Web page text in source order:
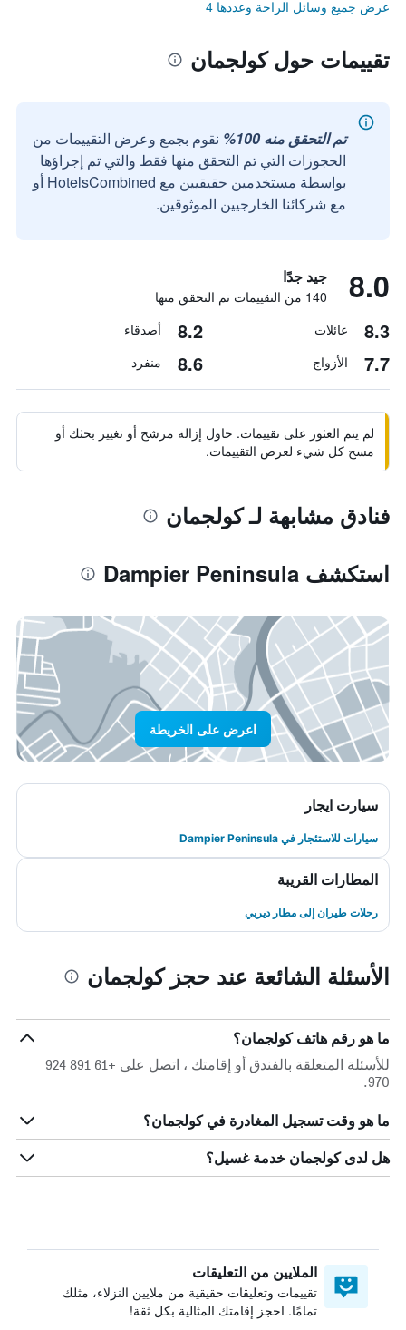
عرض جميع وسائل الراحة وعددها 4
تقييمات حول كولجمان
تم التحقق منه 100%
نقوم بجمع وعرض التقييمات من
الحجوزات التي تم التحقق منها فقط والتي تم إجراؤها
بواسطة مستخدمين حقيقيين مع HotelsCombined أو
مع شركائنا الخارجيين الموثوقين.
8.0 جيد جدًا
140 من التقييمات تم التحقق منها
8.3 عائلات 8.2 أصدقاء
7.7 الأزواج 8.6 منفرد
لم يتم العثور على تقييمات. حاول إزالة مرشح أو تغيير بحثك أو
مسح كل شيء لعرض التقييمات.
فنادق مشابهة لـ كولجمان
استكشف Dampier Peninsula
اعرض على الخريطة
سيارت ايجار
سيارات للاستئجار في Dampier Peninsula
المطارات القريبة
رحلات طيران إلى مطار ديربي
الأسئلة الشائعة عند حجز كولجمان
ما هو رقم هاتف كولجمان؟
للأسئلة المتعلقة بالفندق أو إقامتك ، اتصل على +61 891 924
970.
ما هو وقت تسجيل المغادرة في كولجمان؟
هل لدى كولجمان خدمة غسيل؟
الملايين من التعليقات
تقييمات وتعليقات حقيقية من ملايين النزلاء، مثلك
تمامًا. احجز إقامتك المثالية بكل ثقة!